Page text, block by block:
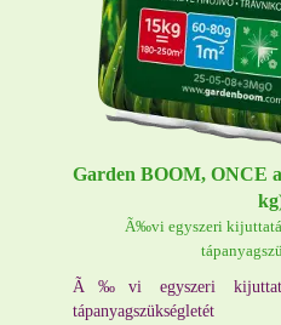
Garden BOOM, ONCE
Ã‰vi egyszeri
Ã‰vi egyszeri
tápanyagszükségletét